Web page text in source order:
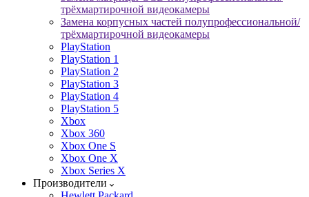
трёхмартирочной видеокамеры
Замена корпусных частей полупрофессиональной/
трёхмартирочной видеокамеры
PlayStation
PlayStation 1
PlayStation 2
PlayStation 3
PlayStation 4
PlayStation 5
Xbox
Xbox 360
Xbox One S
Xbox One X
Xbox Series X
Производители